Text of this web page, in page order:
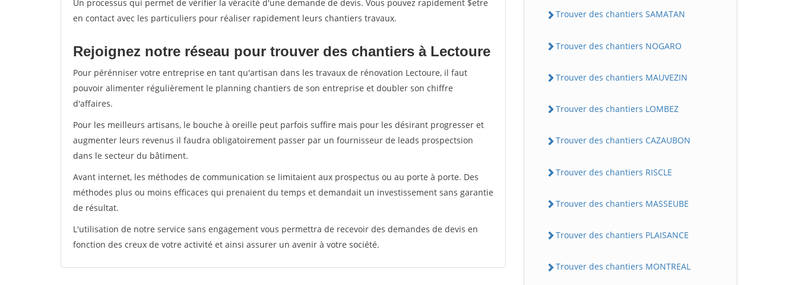
Un processus qui permet de vérifier la véracité d'une demande de devis. Vous pouvez rapidement $etre
en contact avec les particuliers pour réaliser rapidement leurs chantiers travaux.
Rejoignez notre réseau pour trouver des chantiers à Lectoure
Pour pérénniser votre entreprise en tant qu'artisan dans les travaux de rénovation Lectoure, il faut
pouvoir alimenter régulièrement le planning chantiers de son entreprise et doubler son chiffre
d'affaires.
Pour les meilleurs artisans, le bouche à oreille peut parfois suffire mais pour les désirant progresser et
augmenter leurs revenus il faudra obligatoirement passer par un fournisseur de leads prospectsion
dans le secteur du bâtiment.
Avant internet, les méthodes de communication se limitaient aux prospectus ou au porte à porte. Des
méthodes plus ou moins efficaces qui prenaient du temps et demandait un investissement sans garantie
de résultat.
L'utilisation de notre service sans engagement vous permettra de recevoir des demandes de devis en
fonction des creux de votre activité et ainsi assurer un avenir à votre société.
Trouver des chantiers SAMATAN
Trouver des chantiers NOGARO
Trouver des chantiers MAUVEZIN
Trouver des chantiers LOMBEZ
Trouver des chantiers CAZAUBON
Trouver des chantiers RISCLE
Trouver des chantiers MASSEUBE
Trouver des chantiers PLAISANCE
Trouver des chantiers MONTREAL